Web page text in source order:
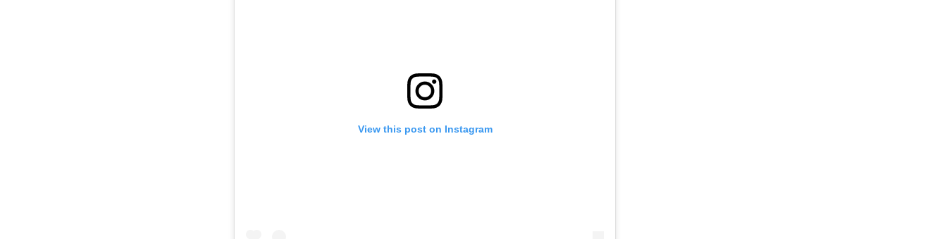
View this post on Instagram